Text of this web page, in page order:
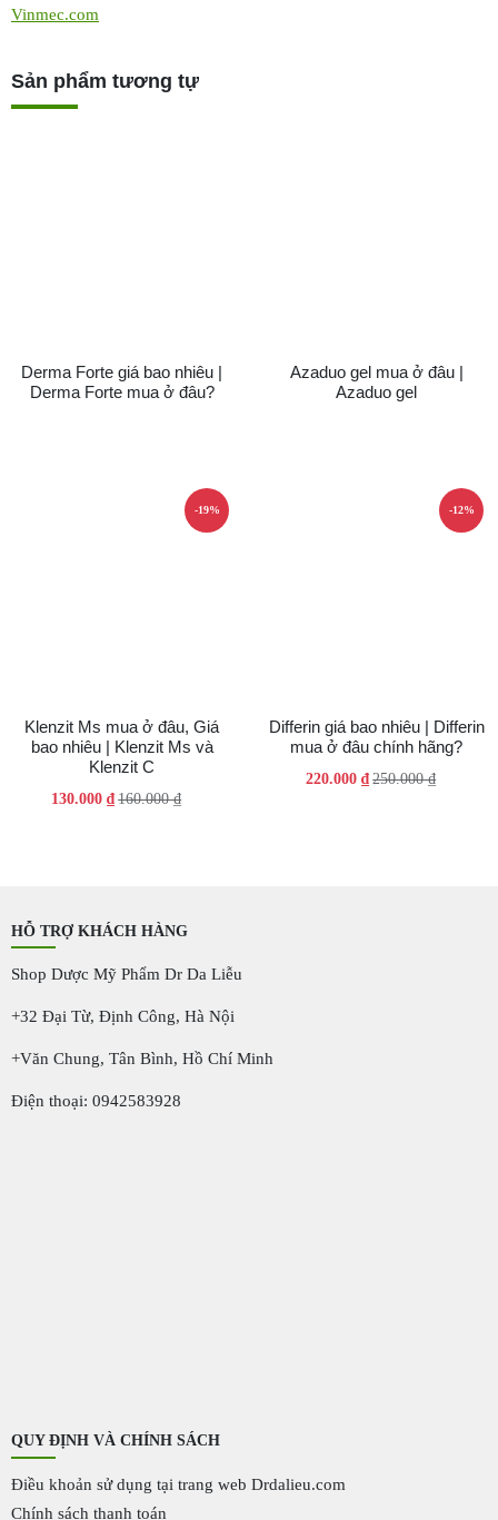
Vinmec.com
Sản phẩm tương tự
Derma Forte giá bao nhiêu |
Derma Forte mua ở đâu?
Azaduo gel mua ở đâu |
Azaduo gel
-19%
Klenzit Ms mua ở đâu, Giá
bao nhiêu | Klenzit Ms và
Klenzit C
160.000₫
Giá
130.000 ₫ Giá
-12%
Differin giá bao nhiêu | Differin
mua ở đâu chính hãng?
250.000₫
Giá
220.000 ₫ Giá
HỖ TRỢ KHÁCH HÀNG
Shop Dược Mỹ Phẩm Dr Da Liễu
+32 Đại Từ, Định Công, Hà Nội
+Văn Chung, Tân Bình, Hồ Chí Minh
Điện thoại: 0942583928
QUY ĐỊNH VÀ CHÍNH SÁCH
Điều khoản sử dụng tại trang web Drdalieu.com
Chính sách thanh toán